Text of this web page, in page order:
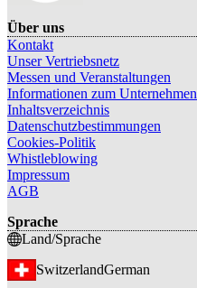
Über uns
Kontakt
Unser Vertriebsnetz
Messen und Veranstaltungen
Informationen zum Unternehmen
Inhaltsverzeichnis
Datenschutzbestimmungen
Cookies-Politik
Whistleblowing
Impressum
AGB
Sprache
Land/Sprache
SwitzerlandGerman